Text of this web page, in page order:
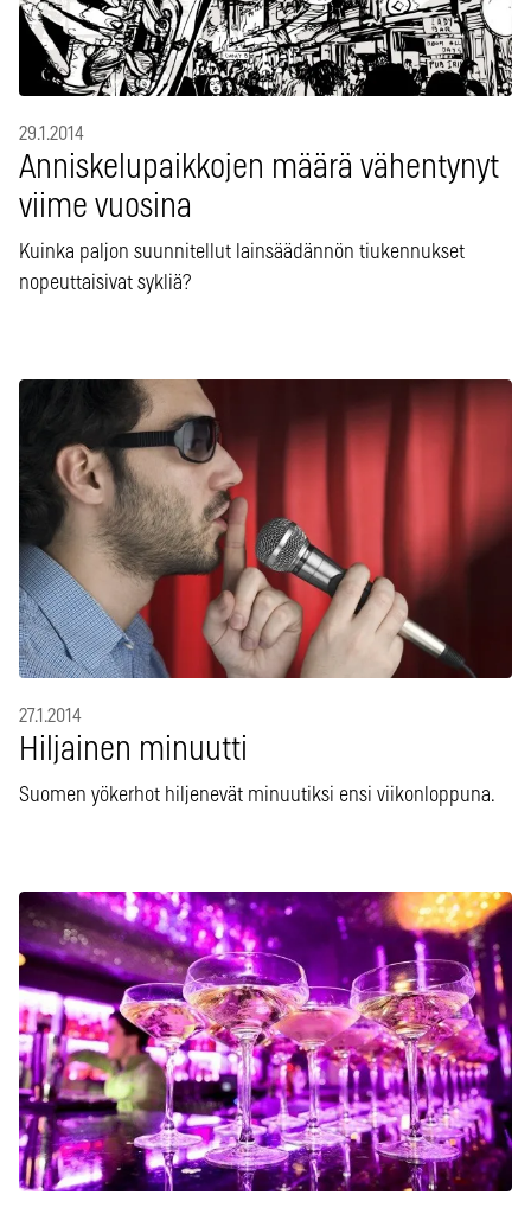
29.1.2014
Anniskelupaikkojen määrä vähentynyt
viime vuosina
Kuinka paljon suunnitellut lainsäädännön tiukennukset
nopeuttaisivat sykliä?
27.1.2014
Hiljainen minuutti
Suomen yökerhot hiljenevät minuutiksi ensi viikonloppuna.